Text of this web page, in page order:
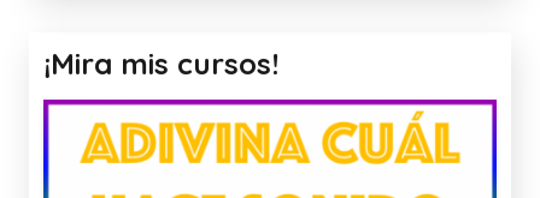
¡Mira mis cursos!